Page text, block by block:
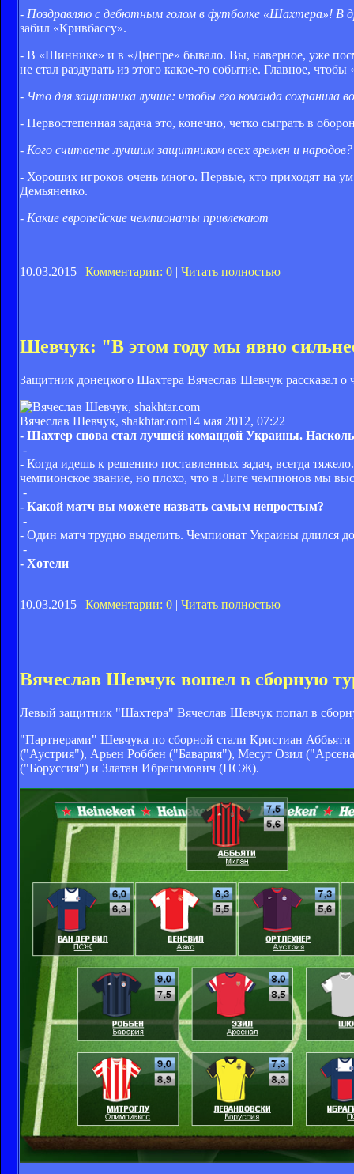
- Поздравляю с дебютным голом в футболке «Шахтера»! В
забил «Кривбассу».
- В «Шиннике» и в «Днепре» бывало. Вы, наверное, уже
не стал раздувать из этого какое-то событие. Главное,
- Что для защитника лучше: чтобы его команда сохранила
- Первостепенная задача это, конечно, четко сыграть в
- Кого считаете лучшим защитником всех времен и народов?
- Хороших игроков очень много. Первые, кто приходят на
Демьяненко.
- Какие европейские чемпионаты привлекают
10.03.2015 | Комментарии: 0 | Читать полностью
Шевчук: "В этом году мы явно
Защитник донецкого Шахтера Вячеслав Шевчук рассказал о
Вячеслав Шевчук, shakhtar.com14 мая 2012, 07:22
- Шахтер снова стал лучшей командой Украины.
-
- Когда идешь к решению поставленных задач, всегда
чемпионское звание, но плохо, что в Лиге чемпионов мы
-
- Какой матч вы можете назвать самым непростым?
-
- Один матч трудно выделить. Чемпионат Украины длился
-
- Хотели
10.03.2015 | Комментарии: 0 | Читать полностью
Вячеслав Шевчук вошел в сборную
Левый защитник "Шахтера" Вячеслав Шевчук попал в
"Партнерами" Шевчука по сборной стали Кристиан
("Аустрия"), Арьен Роббен ("Бавария"), Месут Озил
("Боруссия") и Златан Ибрагимович (ПСЖ).